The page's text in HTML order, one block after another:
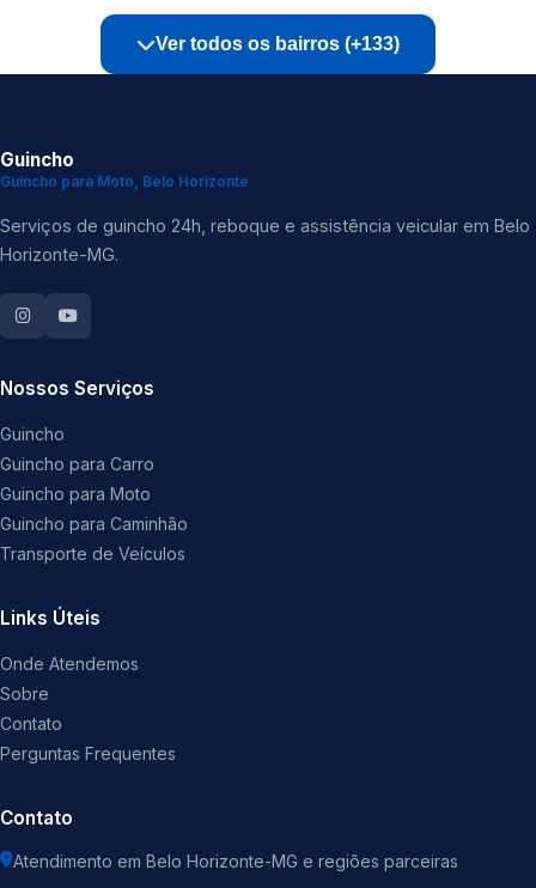
Ver todos os bairros (+133)
Guincho
Guincho para Moto, Belo Horizonte
Serviços de guincho 24h, reboque e assistência veicular em Belo
Horizonte-MG.
Nossos Serviços
Guincho
Guincho para Carro
Guincho para Moto
Guincho para Caminhão
Transporte de Veículos
Links Úteis
Onde Atendemos
Sobre
Contato
Perguntas Frequentes
Contato
Atendimento em Belo Horizonte-MG e regiões parceiras